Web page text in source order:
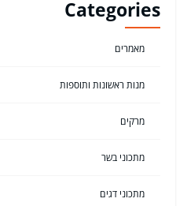
Categories
מאמרים
מנות ראשונות ותוספות
מרקים
מתכוני בשר
מתכוני דגים